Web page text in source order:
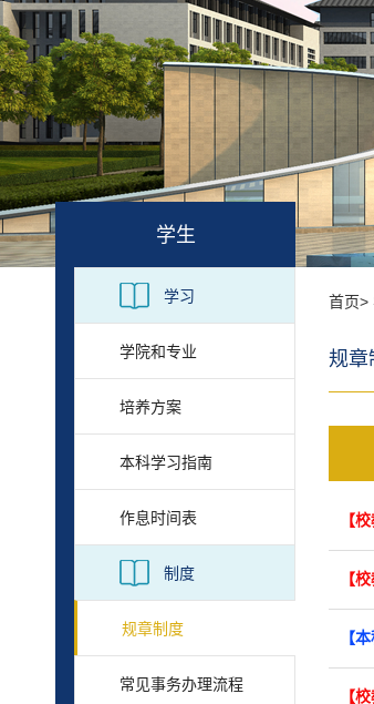
学习
学院和专业
培养方案
本科学习指南
作息时间表
制度
规章制度
常见事务办理流程
学生
首页>
规章
【
【
【
【